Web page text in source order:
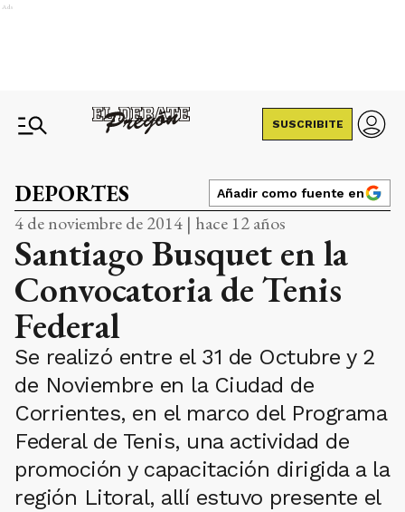
Ads
SUSCRIBITE
DEPORTES Añadir como fuente en
4 de noviembre de 2014 | hace 12 años
Santiago Busquet en la
Convocatoria de Tenis
Federal
Se realizó entre el 31 de Octubre y 2
de Noviembre en la Ciudad de
Corrientes, en el marco del Programa
Federal de Tenis, una actividad de
promoción y capacitación dirigida a la
región Litoral, allí estuvo presente el